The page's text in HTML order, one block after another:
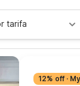
tarifa
12% off ·